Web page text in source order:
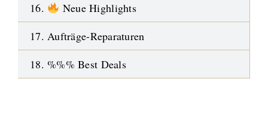
16.
Neue Highlights
17. Aufträge-Reparaturen
18. %%% Best Deals